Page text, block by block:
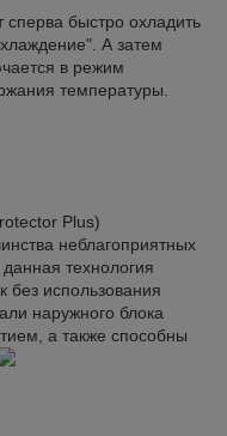
сперва быстро охладить
А затем
в режим
температуры.
Plus)
неблагоприятных
технология
без использования
наружного блока
а также способны